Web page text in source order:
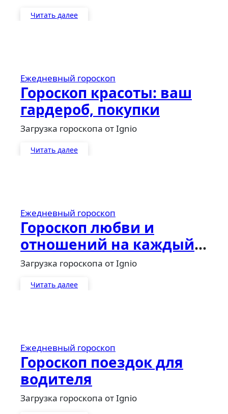
Читать далее
Ежедневный гороскоп
Гороскоп красоты: ваш
гардероб, покупки
Загрузка гороскопа от Ignio
Читать далее
Ежедневный гороскоп
Гороскоп любви и
отношений на каждый
день
Загрузка гороскопа от Ignio
Читать далее
Ежедневный гороскоп
Гороскоп поездок для
водителя
Загрузка гороскопа от Ignio